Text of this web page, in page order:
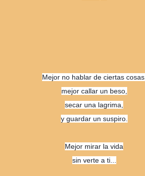
Mejor no hablar de ciertas cosas,
mejor callar un beso,
secar una lagrima,
y guardar un suspiro.
Mejor mirar la vida
sin verte a ti...